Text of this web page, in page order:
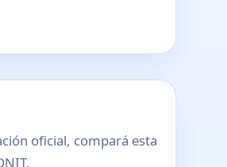
oficial, compará esta